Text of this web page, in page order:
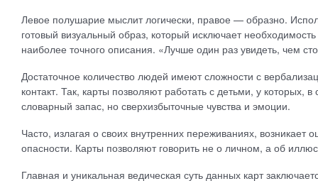
Левое полушарие мыслит логически, правое — образно.
готовый визуальный образ, который исключает
наиболее точного описания. «Лучше один раз увидеть, чем
Достаточное количество людей имеют сложности с
контакт. Так, карты позволяют работать с детьми, у которых,
словарный запас, но сверхизбыточные чувства и эмоции.
Часто, излагая о своих внутренних переживаниях,
опасности. Карты позволяют говорить не о личном, а об
Главная и уникальная ведическая суть данных карт